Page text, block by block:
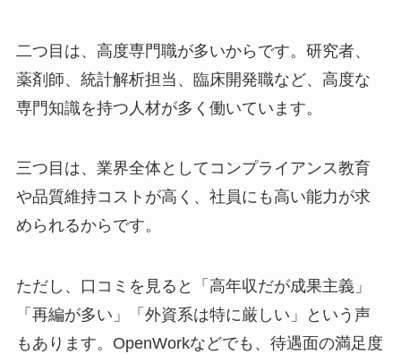
二つ目は、高度専門職が多いからです。研究者、
薬剤師、統計解析担当、臨床開発職など、高度な
専門知識を持つ人材が多く働いています。
三つ目は、業界全体としてコンプライアンス教育
や品質維持コストが高く、社員にも高い能力が求
められるからです。
ただし、口コミを見ると「高年収だが成果主義」
「再編が多い」「外資系は特に厳しい」という声
もあります。OpenWorkなどでも、待遇面の満足度